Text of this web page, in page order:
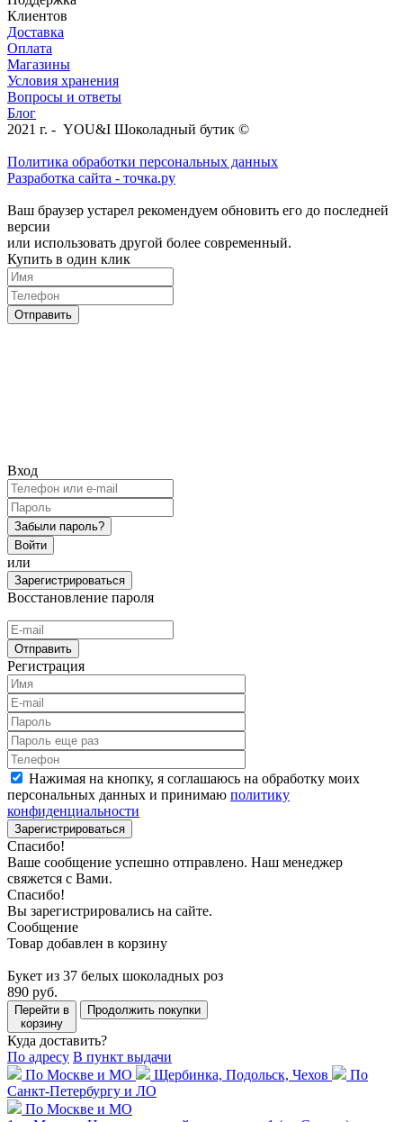
Клиентов
Доставка
Оплата
Магазины
Условия хранения
Вопросы и ответы
Блог
2021 г. - YOU&I Шоколадный бутик ©
Политика обработки персональных данных
Разработка сайта - точка.ру
Ваш браузер устарел рекомендуем обновить его до последней
версии
или использовать другой более современный.
Купить в один клик
Отправить
Вход
Забыли пароль?
Войти
или
Зарегистрироваться
Восстановление пароля
Отправить
Регистрация
Нажимая на кнопку, я соглашаюсь на обработку моих
персональных данных и принимаю политику
конфиденциальности
Зарегистрироваться
Спасибо!
Ваше сообщение успешно отправлено. Наш менеджер
свяжется с Вами.
Спасибо!
Вы зарегистрировались на сайте.
Сообщение
Товар добавлен в корзину
Букет из 37 белых шоколадных роз
890 руб.
Перейти в
корзину
Продолжить покупки
Куда доставить?
По адресу В пункт выдачи
По Москве и МО
Щербинка, Подольск, Чехов
По
Санкт-Петербургу и ЛО
По Москве и МО